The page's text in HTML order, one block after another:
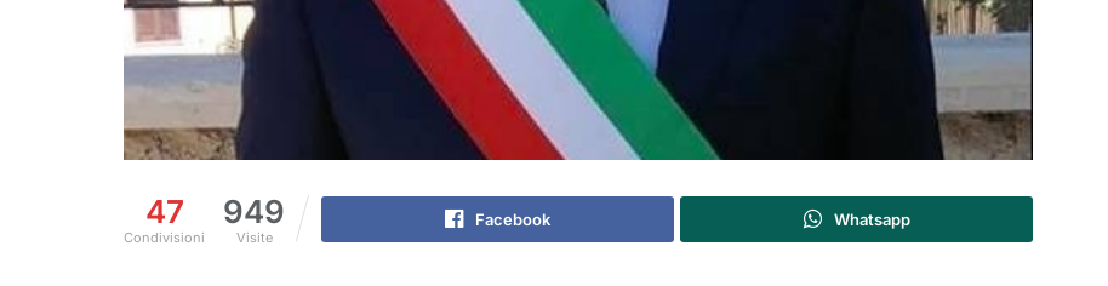
47
Condivisioni
949
Visite
Facebook Whatsapp